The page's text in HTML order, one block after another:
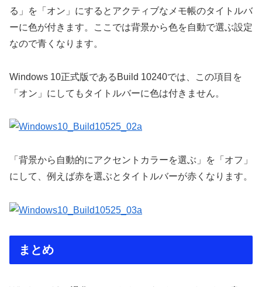
る」を「オン」にするとアクティブなメモ帳のタイトルバ
ーに色が付きます。ここでは背景から色を自動で選ぶ設定
なので青くなります。
Windows 10正式版であるBuild 10240では、この項目を
「オン」にしてもタイトルバーに色は付きません。
「背景から自動的にアクセントカラーを選ぶ」を「オフ」
にして、例えば赤を選ぶとタイトルバーが赤くなります。
まとめ